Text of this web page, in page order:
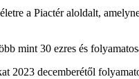
a Piactér aloldalt,
mint 30 ezres és
2023 decemberétől